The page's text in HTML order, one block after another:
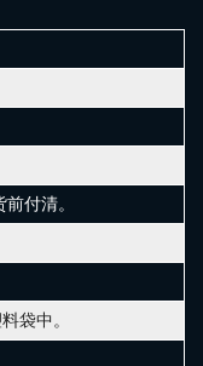
付清。
袋中。